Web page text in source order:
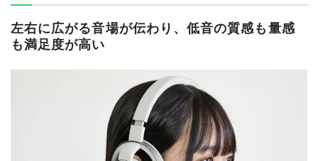
左右に広がる音場が伝わり、低音の質感も量感
も満足度が高い